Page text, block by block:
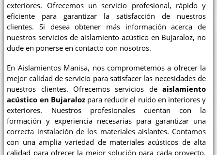
exteriores. Ofrecemos un servicio profesional, rápido y
eficiente para garantizar la satisfacción de nuestros
clientes. Si desea obtener más información acerca de
nuestros servicios de aislamiento acústico en Bujaraloz, no
dude en ponerse en contacto con nosotros.
En Aislamientos Manisa, nos comprometemos a ofrecer la
mejor calidad de servicio para satisfacer las necesidades de
nuestros clientes. Ofrecemos servicios deaislamiento
acústico en Bujaralozpara reducir el ruido en interiores y
exteriores. Nuestros profesionales cuentan con la
formación y experiencia necesarias para garantizar una
correcta instalación de los materiales aislantes. Contamos
con una amplia variedad de materiales acústicos de alta
calidad para ofrecer la mejor solución para cada proyecto.